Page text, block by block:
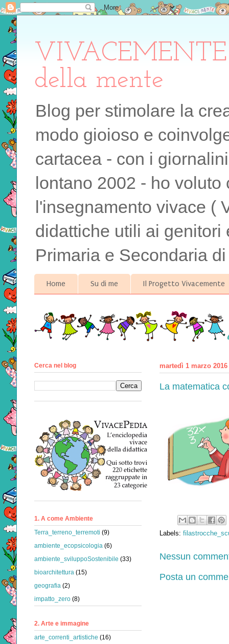
della mente
Blog per stimolare la
modo gioioso e
cartacea - con i
lontano 2002 - ho
l'insegnamento vivace (
didattiche utili ai
Primaria e Secondaria
Home Su di me Il Progetto Vivacemente
martedì 1 marzo 2016
La matematica
Labels:
Nessun
Posta un
Cerca nel blog
1. A come Ambiente
Terra_terreno_terremoti (9)
ambiente_ecopsicologia (6)
ambiente_sviluppoSostenibile (33)
bioarchitettura (15)
geografia (2)
impatto_zero (8)
2. Arte e immagine
arte_correnti_artistiche (16)